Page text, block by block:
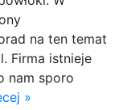
na ten temat
Firma istnieje
nam sporo
»